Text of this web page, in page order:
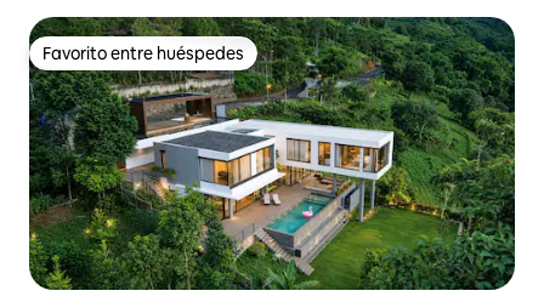
Favorito entre huéspedes
Favorito entre huéspedes